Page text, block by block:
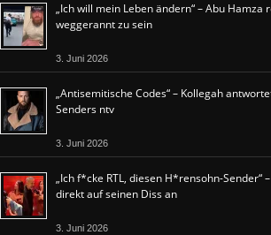
„Ich will mein Leben ändern“ – Abu
weggerannt zu sein
3. Juni 2026
„Antisemitische Codes“ – Kollegah
Senders ntv
3. Juni 2026
„Ich f*cke RTL, diesen H*rensohn-Sender“
direkt auf seinen Diss an
3. Juni 2026